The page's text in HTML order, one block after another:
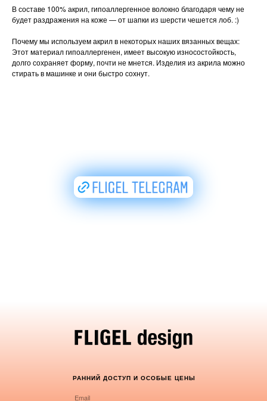
В составе 100% акрил, гипоаллергенное волокно благодаря чему не
будет раздражения на коже — от шапки из шерсти чешется лоб. :)
Почему мы используем акрил в некоторых наших вязанных вещах:
Этот материал гипоаллергенен, имеет высокую износостойкость,
долго сохраняет форму, почти не мнется. Изделия из акрила можно
стирать в машинке и они быстро сохнут.
РАННИЙ ДОСТУП И ОСОБЫЕ ЦЕНЫ